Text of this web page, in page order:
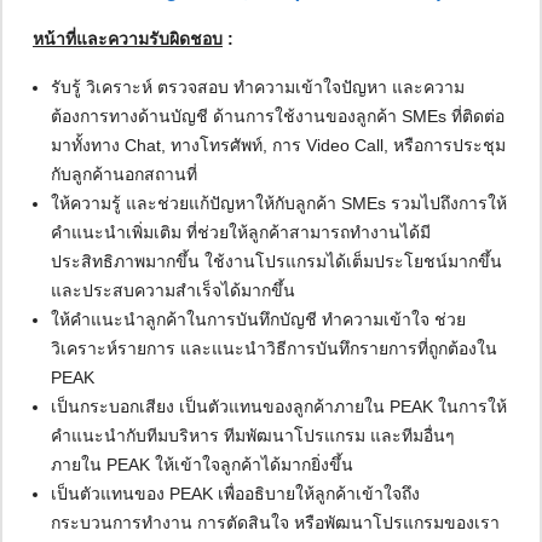
หน้าที่และความรับผิดชอบ :
รับรู้ วิเคราะห์ ตรวจสอบ ทำความเข้าใจปัญหา และความ
ต้องการทางด้านบัญชี ด้านการใช้งานของลูกค้า SMEs ที่ติดต่อ
มาทั้งทาง Chat, ทางโทรศัพท์, การ Video Call, หรือการประชุม
กับลูกค้านอกสถานที่
ให้ความรู้ และช่วยแก้ปัญหาให้กับลูกค้า SMEs รวมไปถึงการให้
คำแนะนำเพิ่มเติม ที่ช่วยให้ลูกค้าสามารถทำงานได้มี
ประสิทธิภาพมากขึ้น ใช้งานโปรแกรมได้เต็มประโยชน์มากขึ้น
และประสบความสำเร็จได้มากขึ้น
ให้คำแนะนำลูกค้าในการบันทึกบัญชี ทำความเข้าใจ ช่วย
วิเคราะห์รายการ และแนะนำวิธีการบันทึกรายการที่ถูกต้องใน
PEAK
เป็นกระบอกเสียง เป็นตัวแทนของลูกค้าภายใน PEAK ในการให้
คำแนะนำกับทีมบริหาร ทีมพัฒนาโปรแกรม และทีมอื่นๆ
ภายใน PEAK ให้เข้าใจลูกค้าได้มากยิ่งขึ้น
เป็นตัวแทนของ PEAK เพื่ออธิบายให้ลูกค้าเข้าใจถึง
กระบวนการทำงาน การตัดสินใจ หรือพัฒนาโปรแกรมของเรา